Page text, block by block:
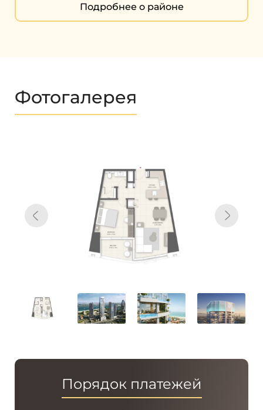
Подробнее о районе
Фотогалерея
Порядок платежей